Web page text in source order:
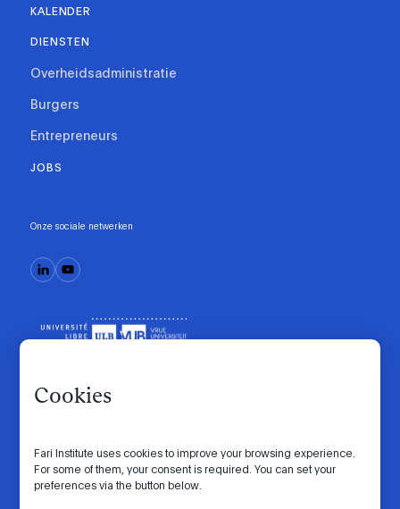
Cookies
Fari Institute uses cookies to improve your browsing experience.
For some of them, your consent is required. You can set your
preferences via the button below.
KALENDER
DIENSTEN
Overheidsadministratie
Burgers
Entrepreneurs
JOBS
Onze sociale netwerken
Gedragscode Manifesto Intranet
Cookie-instellingen Privacybeleid